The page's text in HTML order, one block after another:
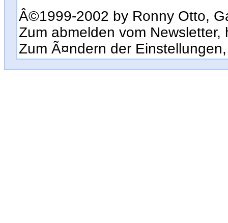
Â©1999-2002 by Ronny Otto,
Zum abmelden vom
Zum Ã¤ndern der